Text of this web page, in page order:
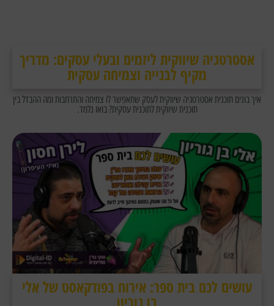
אסטרטגיה שיווקית ליזמים ובעלי עסקים: מדריך
מקיף לבנייה וצמיחה עסקית
איך בונים תוכנית אסטרטגיה שיווקית לעסק שתאפשר לו צמיחה והתרחבות ומה ההבדל בין
תוכנית שיווקית לתוכנית עסקית? בואו נלמד.
עושים לכם בית ספר: אירוח בפודקאסט של אלי
בן גוריון